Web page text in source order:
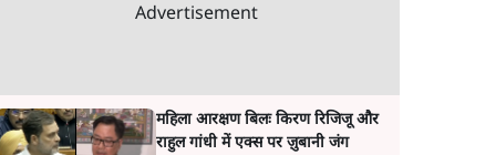
Advertisement
महिला आरक्षण बिलः किरण रिजिजू और
राहुल गांधी में एक्स पर ज़ुबानी जंग